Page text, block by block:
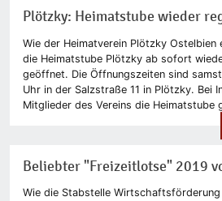
Plötzky: Heimatstube wieder
Wie der Heimatverein Plötzky Ostelbien
die Heimatstube Plötzky ab sofort
geöffnet. Die Öffnungszeiten sind
Uhr in der Salzstraße 11 in Plötzky. Bei
Mitglieder des Vereins die Heimatstube
Beliebter "Freizeitlotse" 2019
Wie die Stabstelle